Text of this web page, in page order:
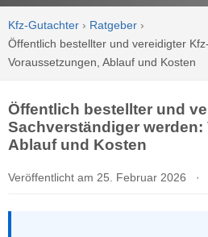
Kfz-Gutachter › Ratgeber ›
Öffentlich bestellter und vereidigter
Voraussetzungen, Ablauf und Kosten
Öffentlich bestellter und
Sachverständiger werden:
Ablauf und Kosten
Veröffentlicht am 25. Februar 2026 ·